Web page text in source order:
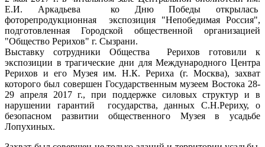
Е.И. Аркадьева ко Дню Победы открылась
фоторепродукционная экспозиция "Непобедимая Россия",
подготовленная Городской общественной организацией
"Общество Рерихов" г. Сызрани.
Выставку сотрудники Общества Рерихов готовили к
экспозиции в трагические дни для Международного Центра
Рерихов и его Музея им. Н.К. Рериха (г. Москва), захват
которого был совершен Государственным музеем Востока 28-
29 апреля 2017 г., при поддержке силовых структур и в
нарушении гарантий государства, данных С.Н.Рериху, о
безопасном развитии общественного Музея в усадьбе
Лопухиных.